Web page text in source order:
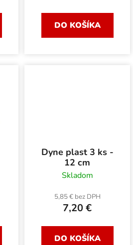
DO KOŠÍKA
Dyne plast 3 ks -
12 cm
Skladom
5,85 € bez DPH
7,20 €
DO KOŠÍKA